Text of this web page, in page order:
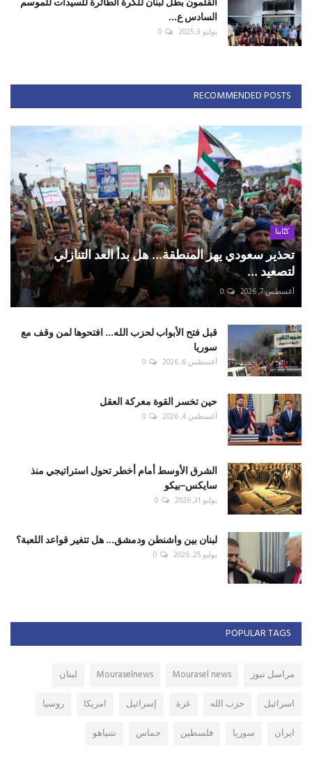
السادس ع...
يوليو 3, 2025 0
RECOMMENDED POSTS
كتّابنا
تحذير سعودي يهز المنطقة... هل بدأ العد التنازلي
لتصعيد ...
أغسطس 7, 2026 0
قبل فتح الأبواب لحزب الله... افتحوها لمن وقف مع
سوريا
أغسطس 6, 2026 0
حين تخسر القوة معركة العقل
أغسطس 4, 2026 0
الشرق الأوسط أمام أخطر تحول استراتيجي منذ
سايكس–بيكو
يوليو 31, 2026 0
لبنان بين واشنطن ودمشق... هل تتغير قواعد اللعبة؟
يوليو 25, 2026 0
POPULAR TAGS
مراسل نيوز Mourasel news
Mouraselnews
لبنان
اسرائيل
حزب الله غزة إسرائيل امريكا
روسيا
ايران
سوريا فلسطين حماس نتنياهو